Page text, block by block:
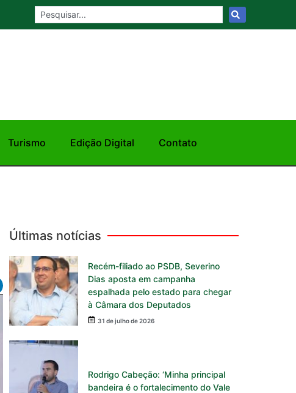
Turismo Edição Digital Contato
Últimas notícias
Recém-filiado ao PSDB, Severino
Dias aposta em campanha
espalhada pelo estado para chegar
à Câmara dos Deputados
31 de julho de 2026
Rodrigo Cabeção: ‘Minha principal
bandeira é o fortalecimento do Vale